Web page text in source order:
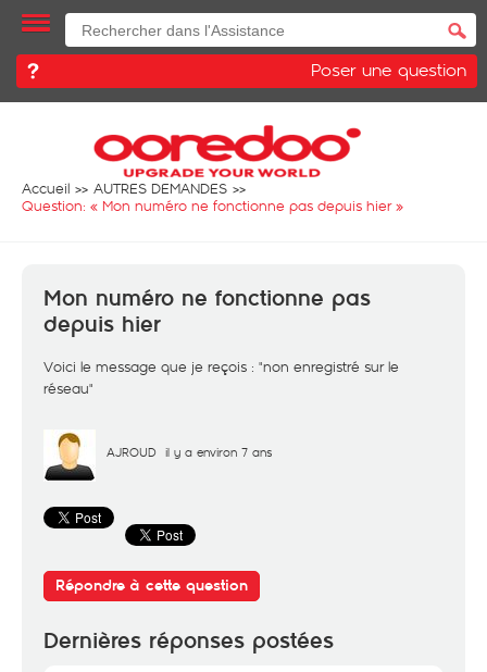
Poser une question
Accueil
AUTRES DEMANDES
Question: « Mon numéro ne fonctionne pas depuis hier»
Mon numéro ne fonctionne pas
depuis hier
Voici le message que je reçois : "non enregistré sur le
réseau"
AJROUD il y a environ 7 ans
Répondre à cette question
Dernières réponses postées